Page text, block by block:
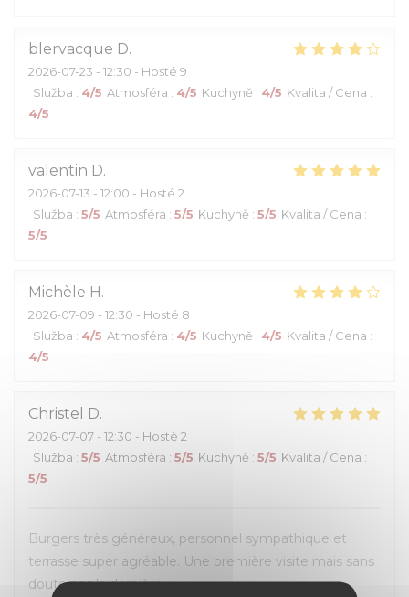
blervacque D
2026-07-23 - 12:30 - Hosté 9
Služba : 4/5 Atmosféra : 4/5 Kuchyně : 4/5 Kvalita / Cena :
4/5
valentin D
2026-07-13 - 12:00 - Hosté 2
Služba : 5/5 Atmosféra : 5/5 Kuchyně : 5/5 Kvalita / Cena :
5/5
Michèle H
2026-07-09 - 12:30 - Hosté 8
Služba : 4/5 Atmosféra : 4/5 Kuchyně : 4/5 Kvalita / Cena :
4/5
Christel D
2026-07-07 - 12:30 - Hosté 2
Služba : 5/5 Atmosféra : 5/5 Kuchyně : 5/5 Kvalita / Cena :
5/5
Burgers très généreux, personnel sympathique et
terrasse super agréable. Une première visite mais sans
doute pas la dernière.